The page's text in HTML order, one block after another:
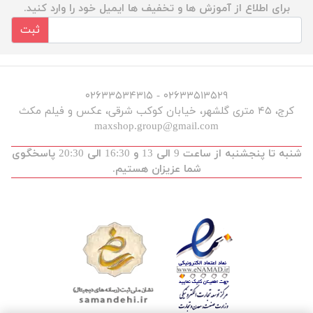
برای اطلاع از آموزش ها و تخفیف ها ایمیل خود را وارد کنید.
ثبت
۰۲۶۳۳۵۱۳۵۲۹ - ۰۲۶۳۳۵۳۴۳۱۵
کرج، ۴۵ متری گلشهر، خیابان کوکب شرقی، عکس و فیلم مکث
maxshop.group@gmail.com
شنبه تا پنجشنبه از ساعت 9 الی 13 و 16:30 الی 20:30 پاسخگوی
شما عزیزان هستیم.